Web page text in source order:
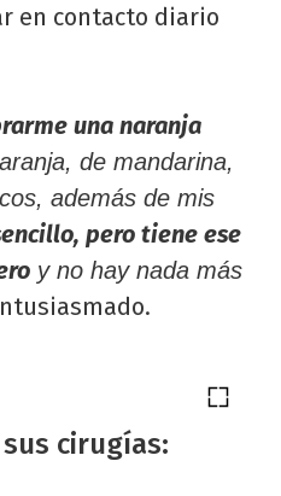
en contacto diario
una naranja
de mandarina,
además de mis
pero tiene ese
y no hay nada más
cirugías: